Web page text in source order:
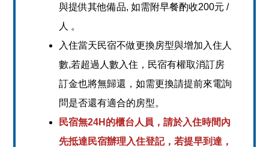
與提供其他備品, 如需附早餐酌收200元 /
人 。
入住當天民宿不做更換房型與增加入住人
數,若超過人數入住，民宿有權取消訂房
訂金也將無歸還，如需更換請提前來電詢
問是否還有適合的房型。
民宿無24H的櫃台人員，請於入住時間內
先抵達民宿辦理入住登記，若提早到達，